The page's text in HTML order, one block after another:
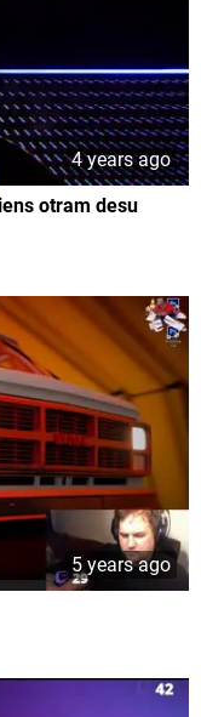
4 years ago
otram desu
5 years ago